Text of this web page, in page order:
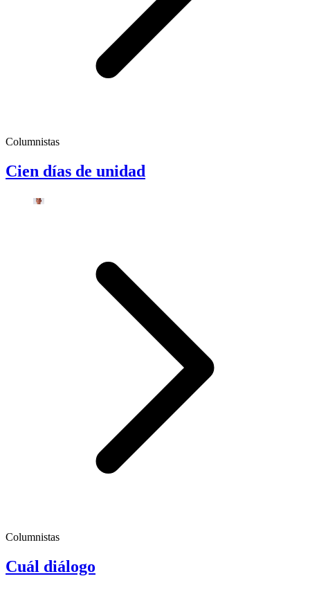
Columnistas
Cien días de unidad
Columnistas
Cuál diálogo